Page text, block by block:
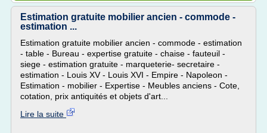
Estimation gratuite mobilier ancien - commode -
estimation ...
Estimation gratuite mobilier ancien - commode - estimation
- table - Bureau - expertise gratuite - chaise - fauteuil -
siege - estimation gratuite - marqueterie- secretaire -
estimation - Louis XV - Louis XVI - Empire - Napoleon -
Estimation - mobilier - Expertise - Meubles anciens - Cote,
cotation, prix antiquités et objets d'art...
Lire la suite